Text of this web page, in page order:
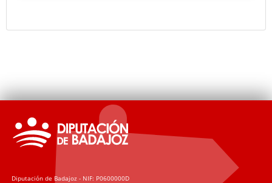
Diputación de Badajoz - NIF: P0600000D